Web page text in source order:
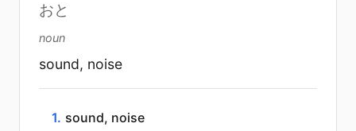
おと
noun
sound, noise
1. sound, noise